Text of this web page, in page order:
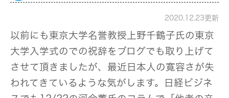
2020.12.23更新
以前にも東京大学名誉教授上野千鶴子氏の東京
大学入学式のでの祝辞をブログでも取り上げて
させて頂きましたが、最近日本人の寛容さが失
われてきているような気がします。日経ビジネ